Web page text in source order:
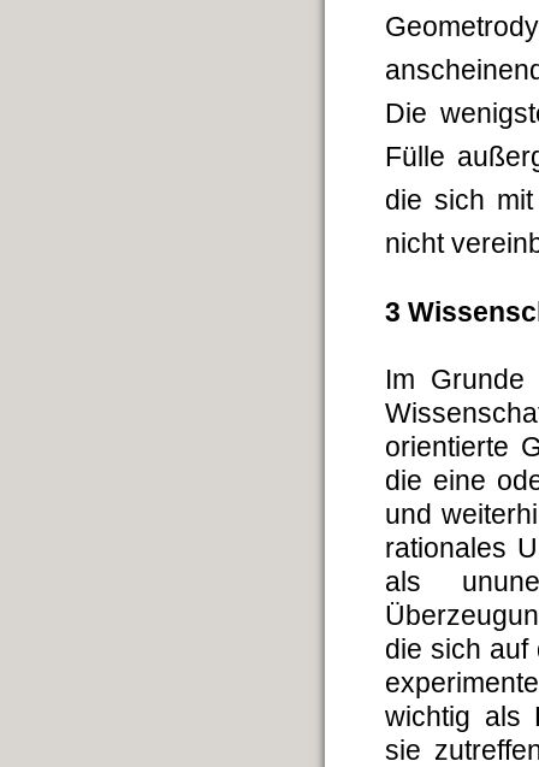
Die
Fülle
die sich
nicht
3
Im
orientierte
die eine
und
rationales
als
die sich auf
wichtig als
sie